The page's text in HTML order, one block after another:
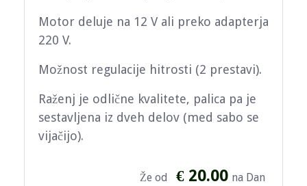
Motor deluje na 12 V ali preko adapterja
220 V.
Možnost regulacije hitrosti (2 prestavi).
Raženj je odlične kvalitete, palica pa je
sestavljena iz dveh delov (med sabo se
vijačijo).
Že od € 20.00 na Dan